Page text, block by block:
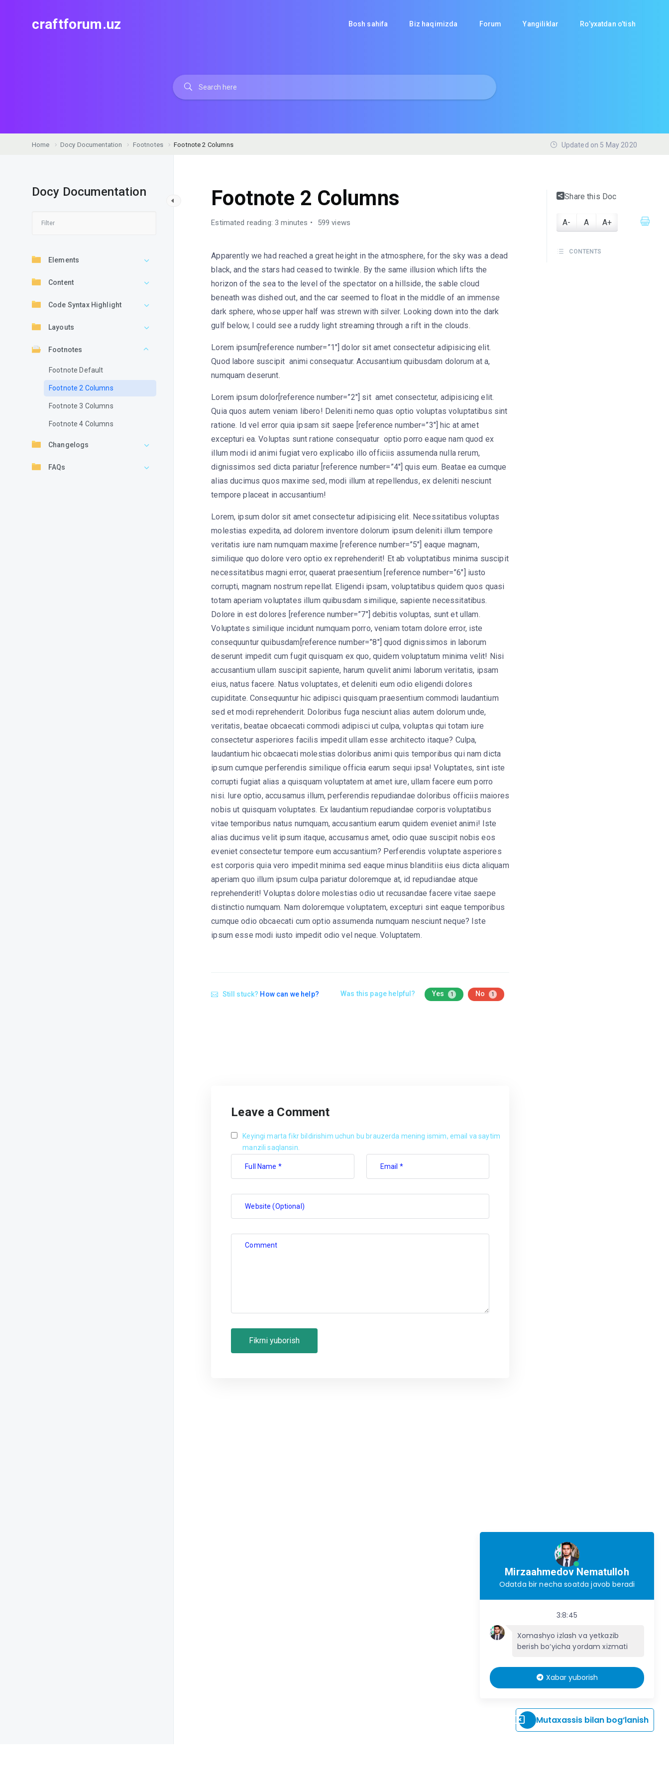
craftforum.uz Bosh sahifa Biz haqimizda Forum Yangiliklar Ro’yxatdan o’tish
Home Docy Documentation Footnotes Footnote 2 Columns Updated on 5 May 2020
Docy Documentation
Elements
Content
Code Syntax Highlight
Layouts
Footnotes
Footnote Default
Footnote 2 Columns
Footnote 3 Columns
Footnote 4 Columns
Changelogs
FAQs
Footnote 2 Columns
Estimated reading: 3 minutes 599 views
Apparently we had reached a great height in the atmosphere, for the sky was a dead
black, and the stars had ceased to twinkle. By the same illusion which lifts the
horizon of the sea to the level of the spectator on a hillside, the sable cloud
beneath was dished out, and the car seemed to float in the middle of an immense
dark sphere, whose upper half was strewn with silver. Looking down into the dark
gulf below, I could see a ruddy light streaming through a rift in the clouds.
Lorem ipsum[reference number=”1″] dolor sit amet consectetur adipisicing elit.
Quod labore suscipit animi consequatur. Accusantium quibusdam dolorum at a,
numquam deserunt.
Lorem ipsum dolor[reference number=”2″] sit amet consectetur, adipisicing elit.
Quia quos autem veniam libero! Deleniti nemo quas optio voluptas voluptatibus sint
ratione. Id vel error quia ipsam sit saepe [reference number=”3″] hic at amet
excepturi ea. Voluptas sunt ratione consequatur optio porro eaque nam quod ex
illum modi id animi fugiat vero explicabo illo officiis assumenda nulla rerum,
dignissimos sed dicta pariatur [reference number=”4″] quis eum. Beatae ea cumque
alias ducimus quos maxime sed, modi illum at repellendus, ex deleniti nesciunt
tempore placeat in accusantium!
Lorem, ipsum dolor sit amet consectetur adipisicing elit. Necessitatibus voluptas
molestias expedita, ad dolorem inventore dolorum ipsum deleniti illum tempore
veritatis iure nam numquam maxime [reference number=”5″] eaque magnam,
similique quo dolore vero optio ex reprehenderit! Et ab voluptatibus minima suscipit
necessitatibus magni error, quaerat praesentium [reference number=”6″] iusto
corrupti, magnam nostrum repellat. Eligendi ipsam, voluptatibus quidem quos quasi
totam aperiam voluptates illum quibusdam similique, sapiente necessitatibus.
Dolore in est dolores [reference number=”7″] debitis voluptas, sunt et ullam.
Voluptates similique incidunt numquam porro, veniam totam dolore error, iste
consequuntur quibusdam[reference number=”8″] quod dignissimos in laborum
deserunt impedit cum fugit quisquam ex quo, quidem voluptatum minima velit! Nisi
accusantium ullam suscipit sapiente, harum quvelit animi laborum veritatis, ipsam
eius, natus facere. Natus voluptates, et deleniti eum odio eligendi dolores
cupiditate. Consequuntur hic adipisci quisquam praesentium commodi laudantium
sed et modi reprehenderit. Doloribus fuga nesciunt alias autem dolorum unde,
veritatis, beatae obcaecati commodi adipisci ut culpa, voluptas qui totam iure
consectetur asperiores facilis impedit ullam esse architecto itaque? Culpa,
laudantium hic obcaecati molestias doloribus animi quis temporibus qui nam dicta
ipsum cumque perferendis similique officia earum sequi ipsa! Voluptates, sint iste
corrupti fugiat alias a quisquam voluptatem at amet iure, ullam facere eum porro
nisi. Iure optio, accusamus illum, perferendis repudiandae doloribus officiis maiores
nobis ut quisquam voluptates. Ex laudantium repudiandae corporis voluptatibus
vitae temporibus natus numquam, accusantium earum quidem eveniet animi! Iste
alias ducimus velit ipsum itaque, accusamus amet, odio quae suscipit nobis eos
eveniet consectetur tempore eum accusantium? Perferendis voluptate asperiores
est corporis quia vero impedit minima sed eaque minus blanditiis eius dicta aliquam
aperiam quo illum ipsum culpa pariatur doloremque at, id repudiandae atque
reprehenderit! Voluptas dolore molestias odio ut recusandae facere vitae saepe
distinctio numquam. Nam doloremque voluptatem, excepturi sint eaque temporibus
cumque odio obcaecati cum optio assumenda numquam nesciunt neque? Iste
ipsum esse modi iusto impedit odio vel neque. Voluptatem.
Still stuck? How can we help? Was this page helpful? Yes 1 No 1
Leave a Comment
Full Name * Email *
Website (Optional)
Keyingi marta fikr bildirishim uchun bu brauzerda mening ismim, email va saytim
manzili saqlansin.
Comment
Share this Doc
A- A A+
CONTENTS
Mutaxassis bilan bog‘lanish
Mirzaahmedov Nematulloh
Odatda bir necha soatda javob beradi
3:8:45
Xomashyo izlash va yetkazib
berish bo‘yicha yordam xizmati
Xabar yuborish